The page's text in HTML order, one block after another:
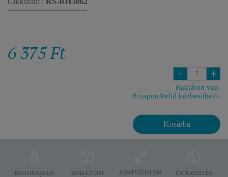
6 375 Ft
- +
Raktáron van.
6 napon belül kézbesíthető.
Kosárba
BIZTONSÁGOS
SZÁLLÍTÁSI
ADATVÉDELEM
ÉRTÉKESÍTÉS